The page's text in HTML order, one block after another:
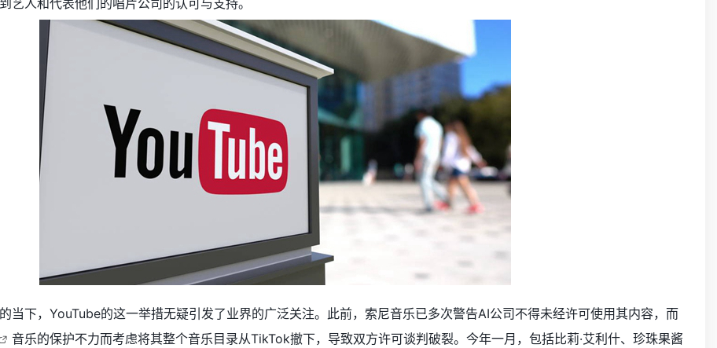
艺人和代表他们的唱片公司的认可与支持。
当下，YouTube的这一举措无疑引发了业界的广泛关注。此前，索尼音乐已多次警告AI公司不得未经许可使用其内容，而
音乐的保护不力而考虑将其整个音乐目录从TikTok撤下，导致双方许可谈判破裂。今年一月，包括比莉·艾利什、珍珠果酱